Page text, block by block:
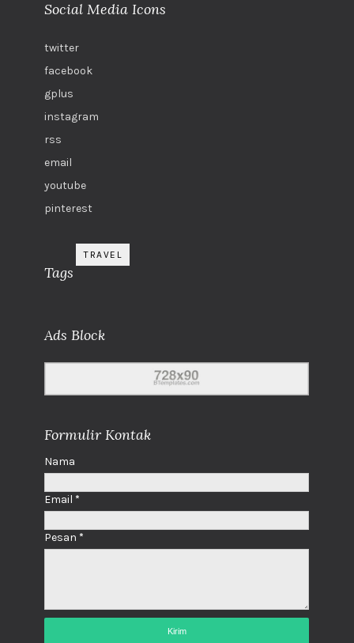
Social Media Icons
twitter
facebook
gplus
instagram
rss
email
youtube
pinterest
Tags
TRAVEL
Ads Block
Formulir Kontak
Nama
Email *
Pesan *